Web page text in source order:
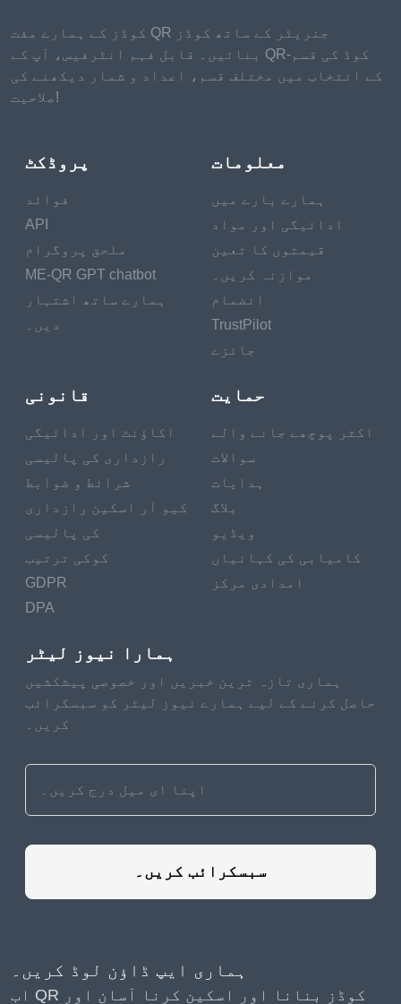
کوڈز کے ہمارے مفت QR جنریٹر کے ساتھ کوڈز
بنائیں۔ قابل فہم انٹرفیس، آپ کے QR-کوڈ کی قسم
کے انتخاب میں مختلف قسم، اعداد و شمار دیکھنے کی
صلاحیت!
پروڈکٹ
فوائد
API
ملحق پروگرام
ME-QR GPT chatbot
ہمارے ساتھ اشتہار
دیں۔
معلومات
ہمارے بارے میں
ادائیگی اور مواد
قیمتوں کا تعین
موازنہ کریں۔
انضمام
TrustPilot
جائزے
قانونی
اکاؤنٹ اور ادائیگی
رازداری کی پالیسی
شرائط و ضوابط
کیو آر اسکین رازداری
کی پالیسی
کوکی ترتیب
GDPR
DPA
حمایت
اکثر پوچھے جانے والے
سوالات
ہدایات
بلاگ
ویڈیو
کامیابی کی کہانیاں
امدادی مرکز
ہمارا نیوز لیٹر
ہماری تازہ ترین خبریں اور خصوصی پیشکشیں
حاصل کرنے کے لیے ہمارے نیوز لیٹر کو سبسکرائب
کریں۔
سبسکرائب کریں۔
ہماری ایپ ڈاؤن لوڈ کریں۔
اب QR کوڈز بنانا اور اسکین کرنا آسان اور